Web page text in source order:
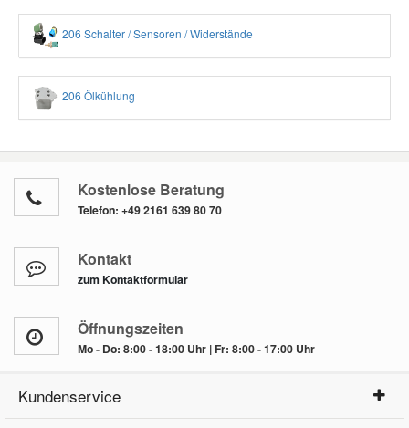
206 Schalter / Sensoren / Widerstände
206 Ölkühlung
Kostenlose Beratung
Telefon: +49 2161 639 80 70
Kontakt
zum Kontaktformular
Öffnungszeiten
Mo - Do: 8:00 - 18:00 Uhr | Fr: 8:00 - 17:00 Uhr
Kundenservice